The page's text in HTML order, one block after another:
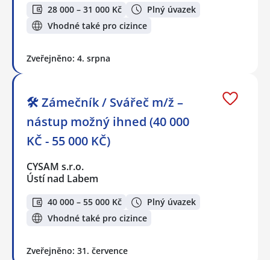
28 000 – 31 000 Kč
Plný úvazek
Vhodné také pro cizince
Zveřejněno: 4. srpna
🛠️ Zámečník / Svářeč m/ž –
nástup možný ihned (40 000
KČ - 55 000 KČ)
CYSAM s.r.o.
Ústí nad Labem
40 000 – 55 000 Kč
Plný úvazek
Vhodné také pro cizince
Zveřejněno: 31. července